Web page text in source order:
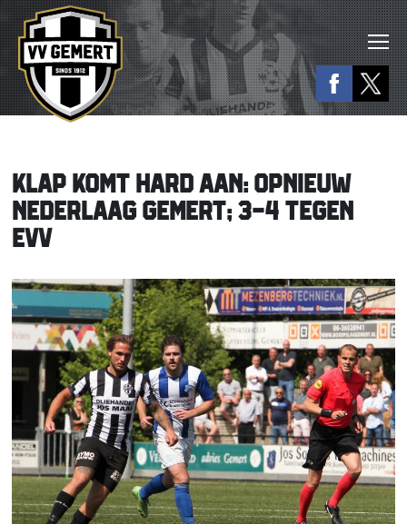
KLAP KOMT HARD AAN: OPNIEUW
NEDERLAAG GEMERT; 3-4 TEGEN
EVV